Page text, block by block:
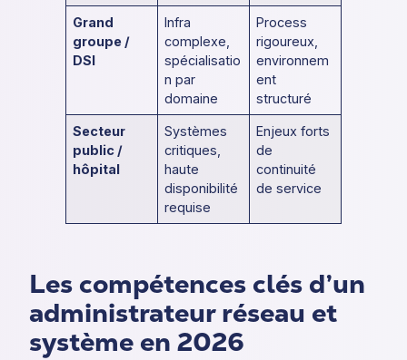
Grand
groupe /
DSI
Infra
complexe,
spécialisatio
n par
domaine
Process
rigoureux,
environnem
ent
structuré
Secteur
public /
hôpital
Systèmes
critiques,
haute
disponibilité
requise
Enjeux forts
de
continuité
de service
Les compétences clés d’un
administrateur réseau et
système en 2026